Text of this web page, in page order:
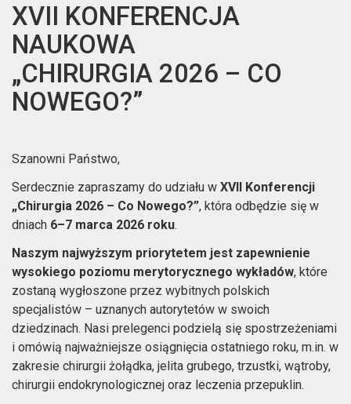
XVII KONFERENCJA
NAUKOWA
„CHIRURGIA 2026 – CO
NOWEGO?”
Szanowni Państwo,
Serdecznie zapraszamy do udziału w XVII Konferencji
„Chirurgia 2026 – Co Nowego?”, która odbędzie się w
dniach 6–7 marca 2026 roku.
Naszym najwyższym priorytetem jest zapewnienie
wysokiego poziomu merytorycznego wykładów, które
zostaną wygłoszone przez wybitnych polskich
specjalistów – uznanych autorytetów w swoich
dziedzinach. Nasi prelegenci podzielą się spostrzeżeniami
i omówią najważniejsze osiągnięcia ostatniego roku, m.in. w
zakresie chirurgii żołądka, jelita grubego, trzustki, wątroby,
chirurgii endokrynologicznej oraz leczenia przepuklin.